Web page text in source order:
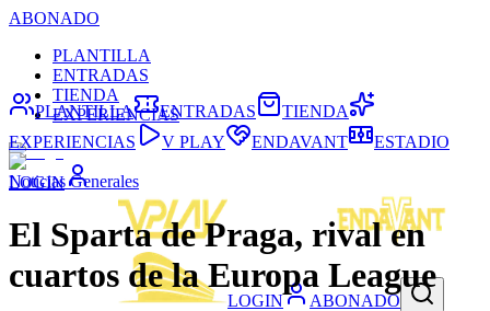
ABONADO
PLANTILLA
ENTRADAS
TIENDA
EXPERIENCIAS
LOGIN
LOGIN ABONADO
PLANTILLA ENTRADAS
TIENDA
EXPERIENCIAS
V PLAY ENDAVANT ESTADIO
Noticias Generales
El Sparta de Praga, rival en
cuartos de la Europa League